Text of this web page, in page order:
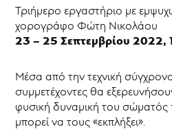
Τριήμερο εργαστήριο με
χορογράφο Φώτη Νικολάου
23 – 25 Σεπτεμβρίου 2022,
Μέσα από την τεχνική
συμμετέχοντες θα
φυσική δυναμική του σώματός
μπορεί να τους «εκπλήξει».
για
εφήβους
Κινηματογραφικές
Φιλοξενίες
«Αποσκευές»
Εισιτήρια